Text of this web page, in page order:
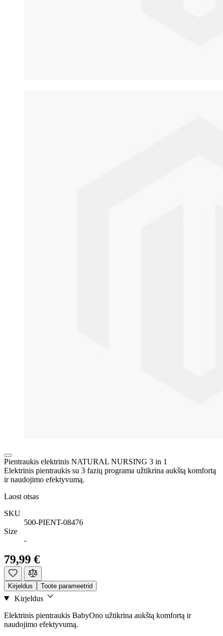
Pientraukis elektrinis NATURAL NURSING 3 in 1
Elektrinis pientraukis su 3 fazių programa užtikrina aukštą komfortą
ir naudojimo efektyvumą.
Laost otsas
SKU
500-PIENT-08476
Size
-
79,99 €
Kirjeldus Toote parameetrid
Kirjeldus
Elektrinis pientraukis BabyOno užtikrina aukštą komfortą ir
naudojimo efektyvumą.